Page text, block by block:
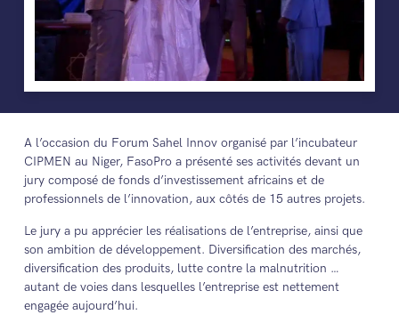
A l’occasion du Forum Sahel Innov organisé par l’incubateur
CIPMEN au Niger, FasoPro a présenté ses activités devant un
jury composé de fonds d’investissement africains et de
professionnels de l’innovation, aux côtés de 15 autres projets.
Le jury a pu apprécier les réalisations de l’entreprise, ainsi que
son ambition de développement. Diversification des marchés,
diversification des produits, lutte contre la malnutrition …
autant de voies dans lesquelles l’entreprise est nettement
engagée aujourd’hui.